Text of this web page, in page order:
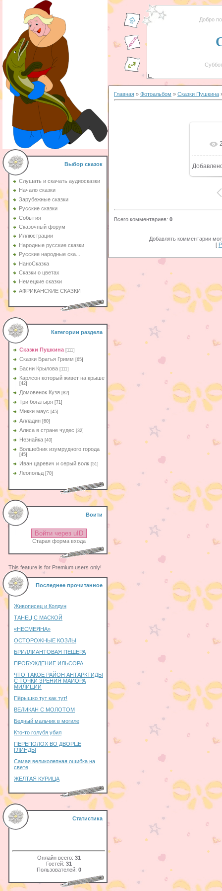
Выбор сказок
Слушать и скачать аудиосказки
Начало сказки
Зарубежные сказки
Русские сказки
События
Сказочный форум
Иллюстрации
Народные русские сказки
Русские народные ска...
НаноСказка
Сказки о цветах
Немецкие сказки
АФРИКАНСКИЕ СКАЗКИ
Категории раздела
Сказки Пушкина [111]
Сказки Братья Гримм [65]
Басни Крылова [111]
Карлсон который живет на крыше
[42]
Домовенок Кузя [82]
Три богатыря [71]
Микки маус [45]
Алладин [60]
Aлиса в стране чудес [32]
Незнайка [40]
Волшебник изумрудного города
[45]
Иван царевич и серый волк [51]
Леопольд [70]
Воити
Войти через uID
Старая форма входа
This feature is for Premium users only!
Последнее прочитанное
Живописец и Колдун
ТАНЕЦ С МАСКОЙ
«НЕСМЕЯНА»
ОСТОРОЖНЫЕ КОЗЛЫ
БРИЛЛИАНТОВАЯ ПЕЩЕРА
ПРОБУЖДЕНИЕ ИЛЬСОРА
ЧТО ТАКОЕ РАЙОН АНТАРКТИДЫ
С ТОЧКИ ЗРЕНИЯ МАЙОРА
МИЛИЦИИ
Пёрышко тут как тут!
ВЕЛИКАН С МОЛОТОМ
Бедный мальчик в могиле
Кто-то голубя убил
ПЕРЕПОЛОХ ВО ДВОРЦЕ
ГЛИНДЫ
Самая великолепная ошибка на
свете
ЖЕЛТАЯ КУРИЦА
Статистика
Онлайн всего: 31
Гостей: 31
Пользователей: 0
Добро
Главная » Фотоальбом » Сказки Пушкина
Всего комментариев: 0
Добавлять комментарии
[